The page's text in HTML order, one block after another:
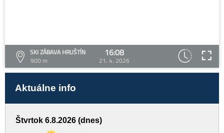
SKI ZÁBAVA HRUŠTÍN
900 m
16:08
21. 4. 2026
Aktuálne info
Štvrtok 6.8.2026 (dnes)